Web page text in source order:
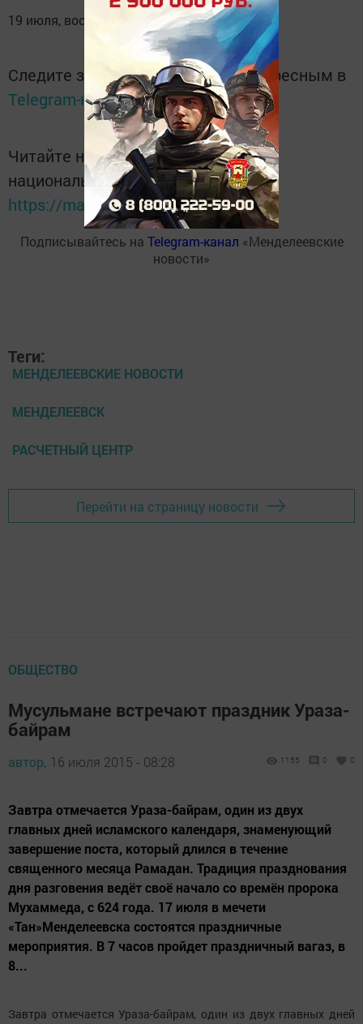
19 июля, воскресенье - выходной.
Следите за самым важным и интересным в
Telegram-каналеТатмедиа
Читайте новости Татарстана в
национальном мессенджере MАХ:
https://max.ru/tatmedia
Подписывайтесь на Telegram-канал «Менделеевские
новости»
Теги:
МЕНДЕЛЕЕВСКИЕ НОВОСТИ
МЕНДЕЛЕЕВСК
РАСЧЕТНЫЙ ЦЕНТР
Перейти на страницу новости
ОБЩЕСТВО
Мусульмане встречают праздник Ураза-
байрам
автор, 16 июля 2015 - 08:28 1155 0 0
Завтра отмечается Ураза-байрам, один из двух
главных дней исламского календаря, знаменующий
завершение поста, который длился в течение
священного месяца Рамадан. Традиция празднования
дня разговения ведёт своё начало со времён пророка
Мухаммеда, с 624 года. 17 июля в мечети
«Тан»Менделеевска состоятся праздничные
мероприятия. В 7 часов пройдет праздничный вагаз, в
8...
Завтра отмечается Ураза-байрам, один из двух главных дней